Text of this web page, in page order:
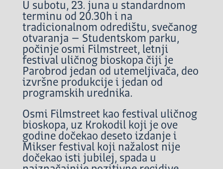
U subotu, 23. juna u standardnom
terminu od 20.30h i na
tradicionalnom odredištu, svečanog
otvaranja – Studentskom parku,
počinje osmi Filmstreet, letnji
festival uličnog bioskopa čiji je
Parobrod jedan od utemeljivača, deo
izvršne produkcije i jedan od
programskih urednika.
Osmi Filmstreet kao festival uličnog
bioskopa, uz Krokodil koji je ove
godine dočekao deseto izdanje i
Mikser festival koji nažalost nije
dočekao isti jubilej, spada u